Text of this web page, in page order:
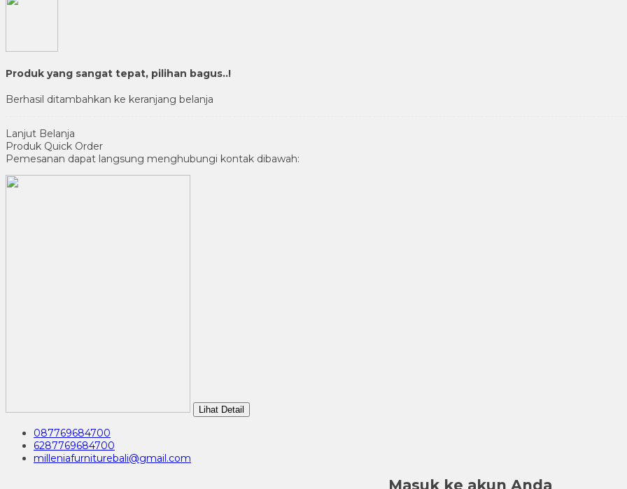
Produk yang sangat tepat, pilihan bagus..!
Berhasil ditambahkan ke keranjang belanja
Lanjut Belanja
Produk Quick Order
Pemesanan dapat langsung menghubungi kontak dibawah:
Lihat Detail
087769684700
6287769684700
milleniafurniturebali@gmail.com
Masuk ke akun Anda